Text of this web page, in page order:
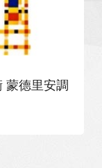
蒙德里安調